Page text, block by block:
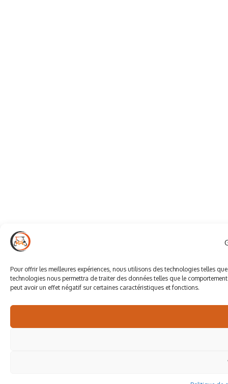
Pour offrir les meilleures expériences, nous utilisons des technologies telles
technologies nous permettra de traiter des données telles que le
peut avoir un effet négatif sur certaines caractéristiques et fonctions.